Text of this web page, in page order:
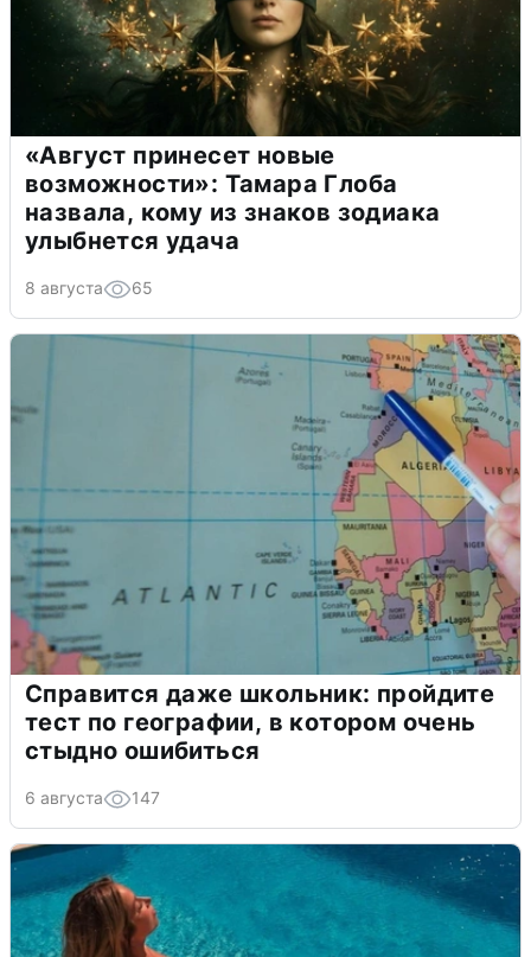
«Август принесет новые
возможности»: Тамара Глоба
назвала, кому из знаков зодиака
улыбнется удача
8 августа 65
Справится даже школьник: пройдите
тест по географии, в котором очень
стыдно ошибиться
6 августа 147